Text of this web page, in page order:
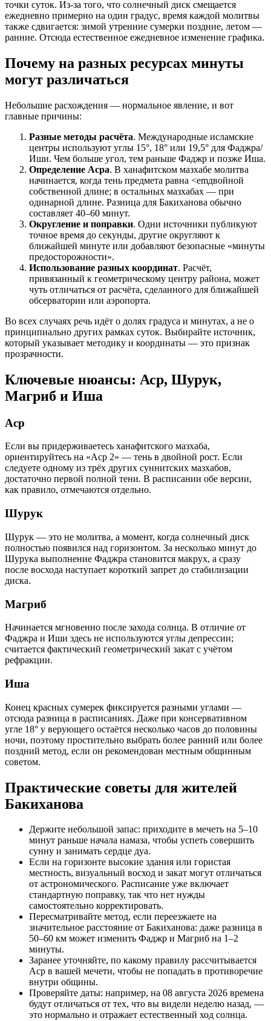
точки суток. Из-за того, что солнечный диск смещается
ежедневно примерно на один градус, время каждой молитвы
также сдвигается: зимой утренние сумерки поздние, летом —
ранние. Отсюда естественное ежедневное изменение графика.
Почему на разных ресурсах минуты
могут различаться
Небольшие расхождения — нормальное явление, и вот
главные причины:
Разные методы расчёта. Международные исламские
центры используют углы 15°, 18° или 19,5° для Фаджра/
Иши. Чем больше угол, тем раньше Фаджр и позже Иша.
Определение Асра. В ханафитском мазхабе молитва
начинается, когда тень предмета равна <emдвойной
собственной длине; в остальных мазхабах — при
одинарной длине. Разница для Бакиханова обычно
составляет 40–60 минут.
Округление и поправки. Одни источники публикуют
точное время до секунды, другие округляют к
ближайшей минуте или добавляют безопасные «минуты
предосторожности».
Использование разных координат. Расчёт,
привязанный к геометрическому центру района, может
чуть отличаться от расчёта, сделанного для ближайшей
обсерватории или аэропорта.
Во всех случаях речь идёт о долях градуса и минутах, а не о
принципиально других рамках суток. Выбирайте источник,
который указывает методику и координаты — это признак
прозрачности.
Ключевые нюансы: Аср, Шурук,
Магриб и Иша
Аср
Если вы придерживаетесь ханафитского мазхаба,
ориентируйтесь на «Аср 2» — тень в двойной рост. Если
следуете одному из трёх других суннитских мазхабов,
достаточно первой полной тени. В расписании обе версии,
как правило, отмечаются отдельно.
Шурук
Шурук — это не молитва, а момент, когда солнечный диск
полностью появился над горизонтом. За несколько минут до
Шурука выполнение Фаджра становится макрух, а сразу
после восхода наступает короткий запрет до стабилизации
диска.
Магриб
Начинается мгновенно после захода солнца. В отличие от
Фаджра и Иши здесь не используются углы депрессии;
считается фактический геометрический закат с учётом
рефракции.
Иша
Конец красных сумерек фиксируется разными углами —
отсюда разница в расписаниях. Даже при консервативном
угле 18° у верующего остаётся несколько часов до половины
ночи, поэтому простительно выбрать более ранний или более
поздний метод, если он рекомендован местным общинным
советом.
Практические советы для жителей
Бакиханова
Держите небольшой запас: приходите в мечеть на 5–10
минут раньше начала намаза, чтобы успеть совершить
сунну и занимать сердце дуа.
Если на горизонте высокие здания или гористая
местность, визуальный восход и закат могут отличаться
от астрономического. Расписание уже включает
стандартную поправку, так что нет нужды
самостоятельно корректировать.
Пересматривайте метод, если переезжаете на
значительное расстояние от Бакиханова: даже разница в
50–60 км может изменить Фаджр и Магриб на 1–2
минуты.
Заранее уточняйте, по какому правилу рассчитывается
Аср в вашей мечети, чтобы не попадать в противоречие
внутри общины.
Проверяйте даты: например, на 08 августа 2026 времена
будут отличаться от тех, что вы видели неделю назад, —
это нормально и отражает естественный ход солнца.